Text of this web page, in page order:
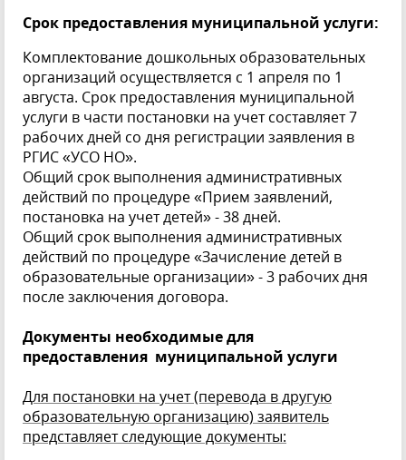
Срок предоставления муниципальной услуги:
Комплектование дошкольных образовательных
организаций осуществляется с 1 апреля по 1
августа. Срок предоставления муниципальной
услуги в части постановки на учет составляет 7
рабочих дней со дня регистрации заявления в
РГИС «УСО НО».
Общий срок выполнения административных
действий по процедуре «Прием заявлений,
постановка на учет детей» - 38 дней.
Общий срок выполнения административных
действий по процедуре «Зачисление детей в
образовательные организации» - 3 рабочих дня
после заключения договора.
Документы необходимые для
предоставления муниципальной услуги
Для постановки на учет (перевода в другую
образовательную организацию) заявитель
представляет следующие документы: